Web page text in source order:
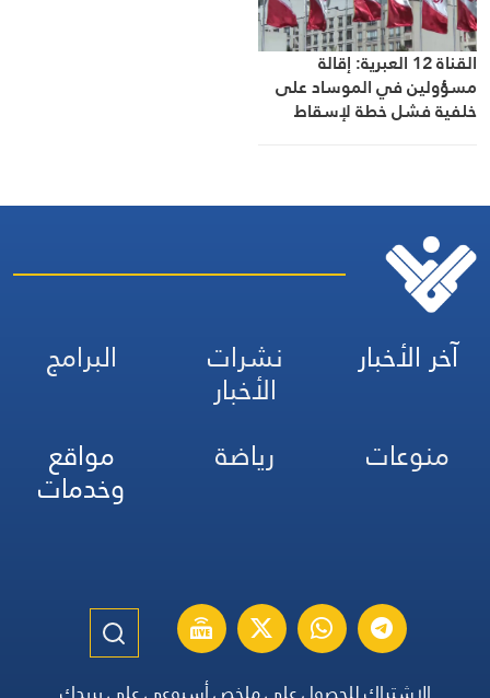
القناة 12 العبرية: إقالة
مسؤولين في الموساد على
خلفية فشل خطة لإسقاط
آخر الأخبار نشرات
الأخبار
البرامج
منوعات
رياضة مواقع
وخدمات